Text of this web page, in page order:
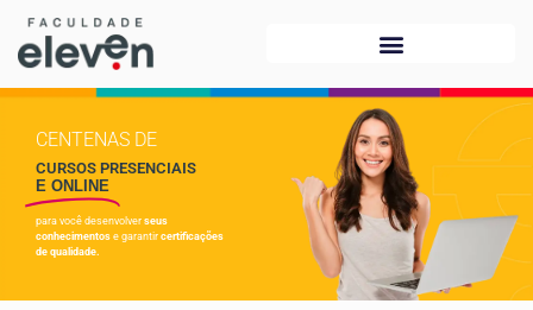
CENTENAS DE
CURSOS PRESENCIAIS
E ONLINE
para você desenvolver seus
conhecimentos e garantir certificações
de qualidade.